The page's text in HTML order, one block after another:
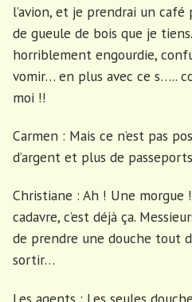
l’avion, et je prendrai un
de gueule de bois que je
horriblement engourdie,
vomir… en plus avec ce s…..
moi !!
Carmen : Mais ce n’est pas
d’argent et plus de
Christiane : Ah ! Une morgue
cadavre, c’est déjà ça.
de prendre une douche tout
sortir…
Les agents : Les seules